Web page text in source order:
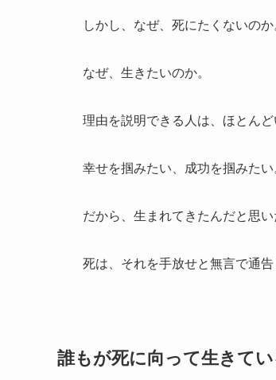
しかし、なぜ、死にたくないのか
なぜ、生きたいのか。
理由を説明できる人は、ほとんど
幸せを掴みたい、成功を掴みたい
だから、生まれてきたんだと思い
死は、それを手放せと無言で通告
誰もが死に向って生きてい